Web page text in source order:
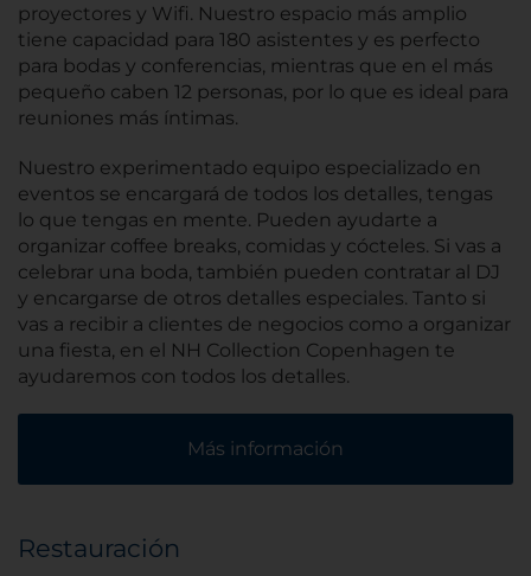
proyectores y Wifi. Nuestro espacio más amplio
tiene capacidad para 180 asistentes y es perfecto
para bodas y conferencias, mientras que en el más
pequeño caben 12 personas, por lo que es ideal para
reuniones más íntimas.
Nuestro experimentado equipo especializado en
eventos se encargará de todos los detalles, tengas
lo que tengas en mente. Pueden ayudarte a
organizar coffee breaks, comidas y cócteles. Si vas a
celebrar una boda, también pueden contratar al DJ
y encargarse de otros detalles especiales. Tanto si
vas a recibir a clientes de negocios como a organizar
una fiesta, en el NH Collection Copenhagen te
ayudaremos con todos los detalles.
Más información
Restauración